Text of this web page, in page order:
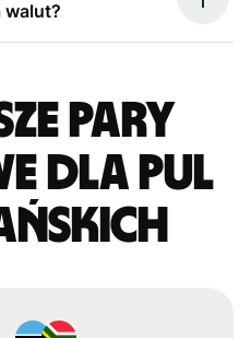
walut?
pary
dla pul